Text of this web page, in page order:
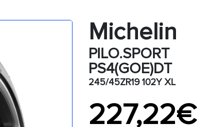
Michelin
PILO.SPORT
PS4(GOE)DT
245/45ZR19 102Y XL
227,22€